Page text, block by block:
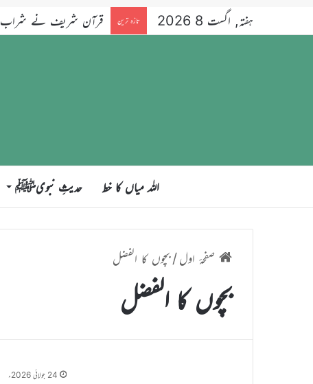
ہفتہ, اگست 8 2026 تازہ ترین قرآن شریف نے شراب کو
اللہ میاں کا خط حدیثِ نبویﷺ
صفحۂ اول/بچوں کا الفضل
بچوں کا الفضل
24 جولائی 2026ء